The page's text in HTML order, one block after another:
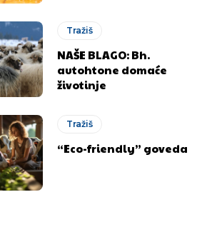
Tražiš
NAŠE BLAGO: Bh.
autohtone domaće
životinje
Tražiš
“Eco-friendly” goveda